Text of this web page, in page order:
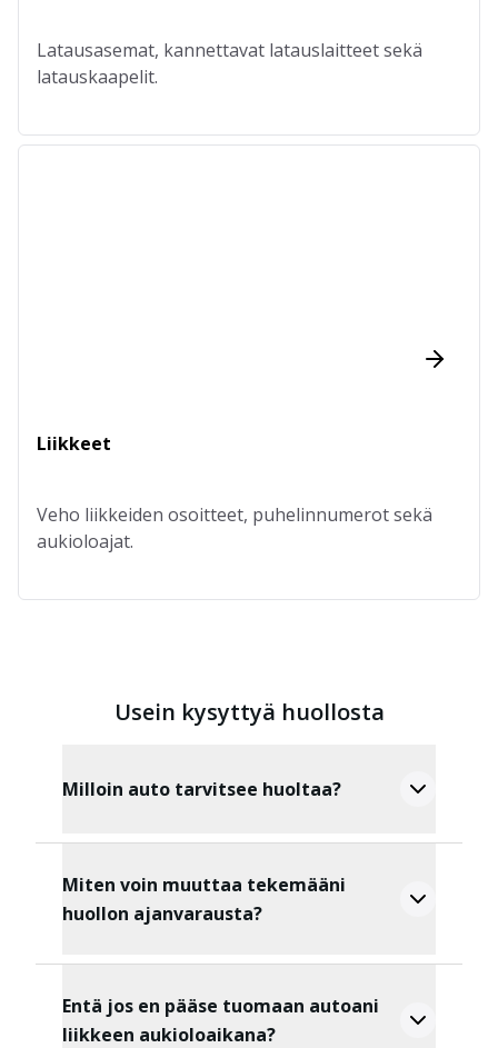
Latausasemat, kannettavat latauslaitteet sekä
latauskaapelit.
Liikkeet
Veho liikkeiden osoitteet, puhelinnumerot sekä
aukioloajat.
Usein kysyttyä huollosta
Milloin auto tarvitsee huoltaa?
Miten voin muuttaa tekemääni
huollon ajanvarausta?
Entä jos en pääse tuomaan autoani
liikkeen aukioloaikana?